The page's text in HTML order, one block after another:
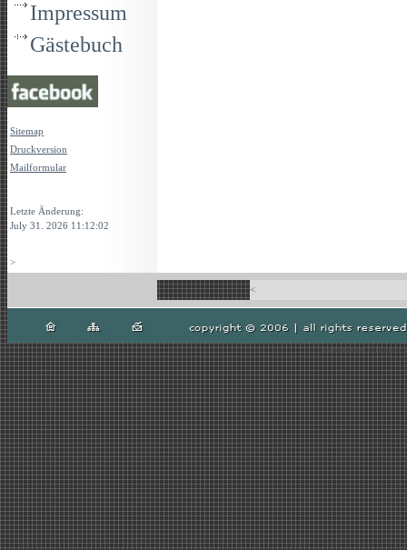
Impressum
Gästebuch
Sitemap
Druckversion
Mailformular
Letzte Änderung:
July 31. 2026 11:12:02
>
<
Radreisen